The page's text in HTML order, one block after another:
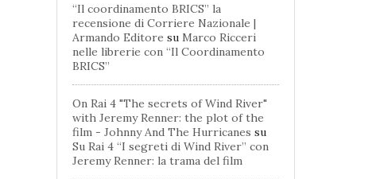
“Il coordinamento BRICS” la
recensione di Corriere Nazionale |
Armando Editore su Marco Ricceri
nelle librerie con “Il Coordinamento
BRICS”
On Rai 4 "The secrets of Wind River"
with Jeremy Renner: the plot of the
film - Johnny And The Hurricanes su
Su Rai 4 “I segreti di Wind River” con
Jeremy Renner: la trama del film